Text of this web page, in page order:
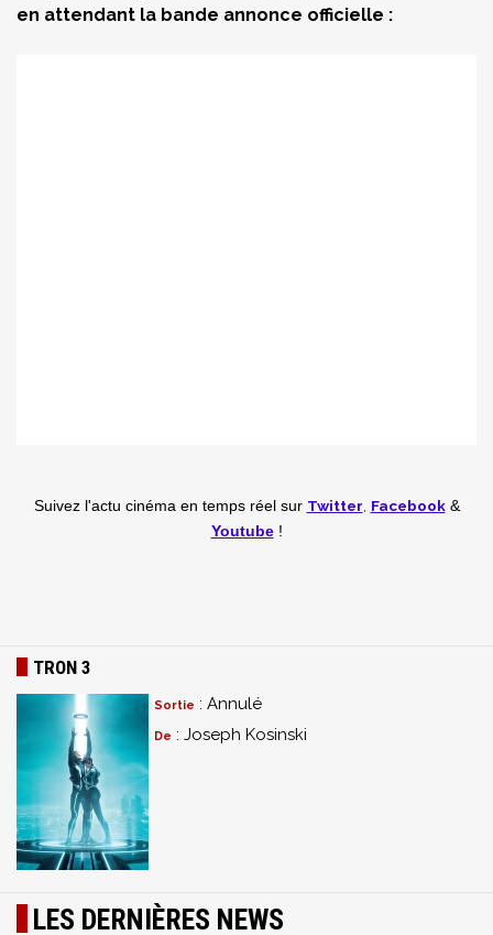
en attendant la bande annonce officielle :
Suivez l'actu cinéma en temps réel sur Twitter Facebook&
Youtube!
TRON 3
Sortie : Annulé
De : Joseph Kosinski
LES DERNIÈRES NEWS